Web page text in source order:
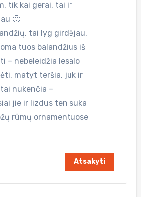
tik kai gerai, tai ir
🙂
tai lyg girdėjau,
tuos balandžius iš
– nebeleidžia lesalo
matyt teršia, juk ir
nukenčia –
jie ir lizdus ten suka
rūmų ornamentuose
Atsakyti